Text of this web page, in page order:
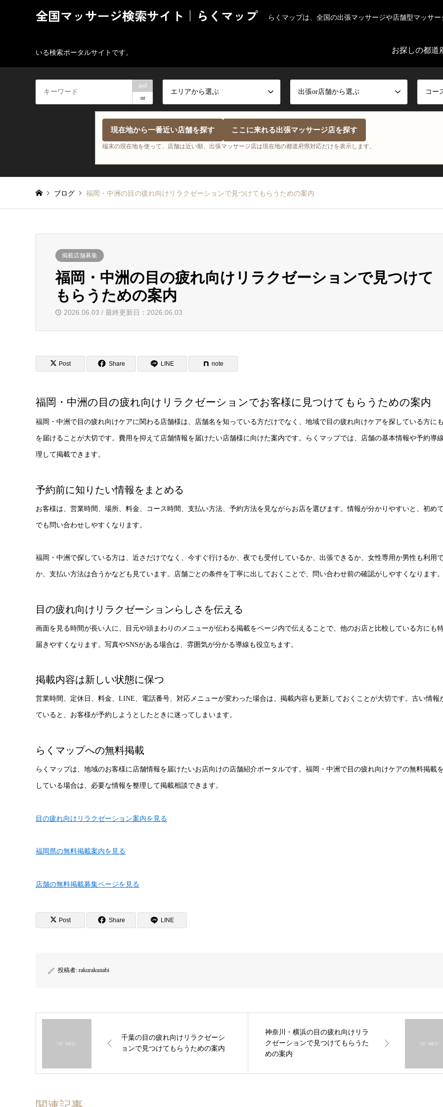
全国マッサージ検索サイト｜らくマップ らくマップは、全国の出張マッサージや店舗型マッサ
いる検索ポータルサイトです。 お探しの都道
and
or
エリアから選ぶ 出張or店舗から選ぶ コー
現在地から一番近い店舗を探す ここに来れる出張マッサージ店を探す
端末の現在地を使って、店舗は近い順、出張マッサージ店は現在地の都道府県対応だけを表示します。
ブログ 福岡・中洲の目の疲れ向けリラクゼーションで見つけてもらうための案内
掲載店舗募集
福岡・中洲の目の疲れ向けリラクゼーションで見つけて
もらうための案内
2026.06.03 / 最終更新日：2026.06.03
Post Share LINE note
福岡・中洲の目の疲れ向けリラクゼーションでお客様に見つけてもらうための案内
福岡・中洲で目の疲れ向けケアに関わる店舗様は、店舗名を知っている方だけでなく、地域で目の疲れ向けケアを探している方に
を届けることが大切です。費用を抑えて店舗情報を届けたい店舗様に向けた案内です。らくマップでは、店舗の基本情報や予約導
理して掲載できます。
予約前に知りたい情報をまとめる
お客様は、営業時間、場所、料金、コース時間、支払い方法、予約方法を見ながらお店を選びます。情報が分かりやすいと、初め
でも問い合わせしやすくなります。
福岡・中洲で探している方は、近さだけでなく、今すぐ行けるか、夜でも受付しているか、出張できるか、女性専用か男性も利用
か、支払い方法は合うかなども見ています。店舗ごとの条件を丁寧に出しておくことで、問い合わせ前の確認がしやすくなります。
目の疲れ向けリラクゼーションらしさを伝える
画面を見る時間が長い人に、目元や頭まわりのメニューが伝わる掲載をページ内で伝えることで、他のお店と比較している方にも
届きやすくなります。写真やSNSがある場合は、雰囲気が分かる導線も役立ちます。
掲載内容は新しい状態に保つ
営業時間、定休日、料金、LINE、電話番号、対応メニューが変わった場合は、掲載内容も更新しておくことが大切です。古い情報
ていると、お客様が予約しようとしたときに迷ってしまいます。
らくマップへの無料掲載
らくマップは、地域のお客様に店舗情報を届けたいお店向けの店舗紹介ポータルです。福岡・中洲で目の疲れ向けケアの無料掲載
している場合は、必要な情報を整理して掲載相談できます。
目の疲れ向けリラクゼーション案内を見る
福岡県の無料掲載案内を見る
店舗の無料掲載募集ページを見る
Post Share LINE
投稿者: rakurakunabi
千葉の目の疲れ向けリラクゼーシ
ョンで見つけてもらうための案内
神奈川・横浜の目の疲れ向けリラ
クゼーションで見つけてもらうた
めの案内